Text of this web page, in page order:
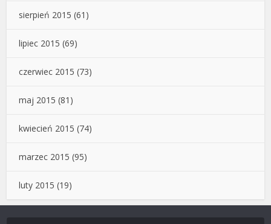
sierpień 2015 (61)
lipiec 2015 (69)
czerwiec 2015 (73)
maj 2015 (81)
kwiecień 2015 (74)
marzec 2015 (95)
luty 2015 (19)